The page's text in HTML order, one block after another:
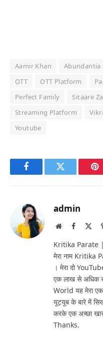
Aamir Khan
OTT
OTT Platform
Perfect Family
Sitaare
Streaming Platform
Youtube
FacebookTwitter
admin
WebsiteFacebook
Kritika Parate
मेरा नाम Kritika
। मेरा दो
एक लाख से अधिक
World यह मेरा एक
यूट्यूब के बारे में
करके एक अच्छा
Thanks.